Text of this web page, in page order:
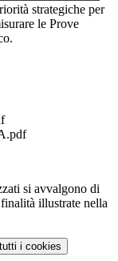
strategiche per
le Prove
si avvalgono di
illustrate nella
i cookies